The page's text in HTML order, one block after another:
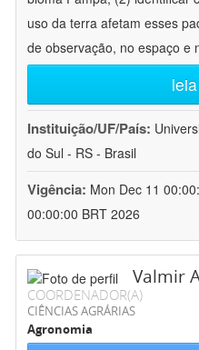
uso da terra afetam esses
de observação, no espaço e
Instituição/UF/País:
do Sul - RS - Brasil
Vigência: Mon Dec 11
00:00:00 BRT 2026
Valmir
COORDENADOR(A)
CIÊNCIAS AGRÁRIAS
Agronomia